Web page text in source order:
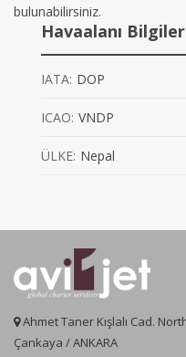
bulunabilirsiniz.
Havaalanı
IATA: DOP
ICAO: VNDP
ÜLKE: Nepal
Ahmet Taner Kışlalı Cad.
Çankaya / ANKARA